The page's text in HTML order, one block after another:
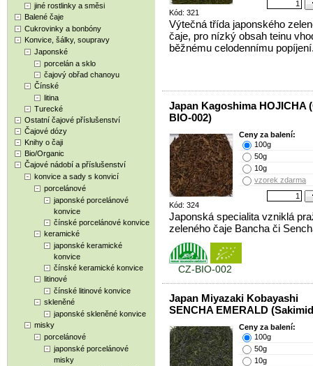
jiné rostlinky a směsi
Balené čaje
Cukrovinky a bonbóny
Konvice, šálky, soupravy
Japonské
porcelán a sklo
čajový obřad chanoyu
Čínské
litina
Turecké
Ostatní čajové příslušenství
Čajové dózy
Knihy o čaji
Bio/Organic
Čajové nádobí a příslušenství
konvice a sady s konvicí
porcelánové
japonské porcelánové
konvice
čínské porcelánové konvice
keramické
japonské keramické
konvice
čínské keramické konvice
litinové
čínské litinové konvice
skleněné
japonské skleněné konvice
misky
porcelánové
japonské porcelánové
misky
Kód: 321
Výtečná třída japonského
čaje, pro nízký obsah teinu
běžnému celodennímu
Japan Kagoshima HOJICHA
BIO-002)
Kód: 324
Ceny za balení:
100g
50g
10g
vzorek zdarma
Japonská specialita vzniklá
zeleného čaje Bancha či
CZ-BIO-002
Japan Miyazaki Kobayashi
SENCHA EMERALD
Ceny za balení:
100g
50g
10g